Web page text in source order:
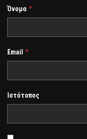
Όνομα *
Email *
Ιστότοπος